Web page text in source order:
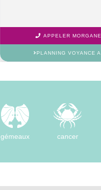
APPELER
PLANNING VOYANCE
gémeaux cancer